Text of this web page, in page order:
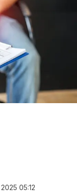
05:12